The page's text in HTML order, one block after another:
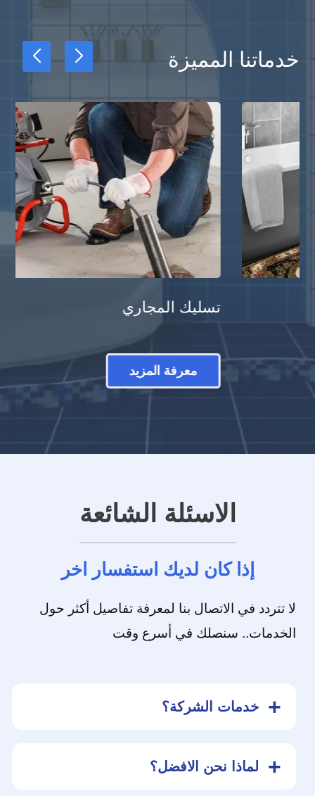
خدماتنا المميزة
تسليك المجاري
معرفة المزيد
الاسئلة الشائعة
إذا كان لديك استفسار اخر
لا تتردد في الاتصال بنا لمعرفة تفاصيل أكثر حول
الخدمات.. سنصلك في أسرع وقت
خدمات الشركة؟
الصحية وتسليك المجاري وفحص التسربات
لماذا نحن الافضل؟